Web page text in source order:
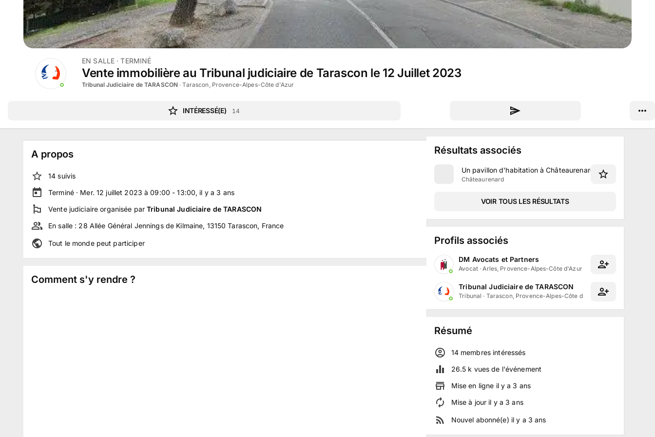
EN SALLE · TERMINÉ
Vente immobilière au Tribunal judiciaire de Tarascon le 12 Juillet 2023
Tribunal Judiciaire de TARASCON ·Tarascon, Provence-Alpes-Côte d'Azur
INTÉRESSÉ(E) 14
A propos
14 suivis
Terminé · Mer. 12 juillet 2023 à 09:00 - 13:00, il y a 3 ans
Vente judiciaire organisée parTribunal Judiciaire de TARASCON
En salle : 28 Allée Général Jennings de Kilmaine, 13150 Tarascon, France
Tout le monde peut participer
Comment s'y rendre ?
Résultats associés
Un pavillon d'habitation à Châteaurenard
Châteaurenard
VOIR TOUS LES RÉSULTATS
Profils associés
DM Avocats et Partners
Avocat ·Arles, Provence-Alpes-Côte d'Azur
Tribunal Judiciaire de TARASCON
Tribunal · Tarascon, Provence-Alpes-Côte d'Azur
Résumé
14membresintéressés
26.5 k vues de l'événement
Mise en ligne il y a 3 ans
Mise à jour il y a 3 ans
Nouvel abonné(e) il y a 3 ans